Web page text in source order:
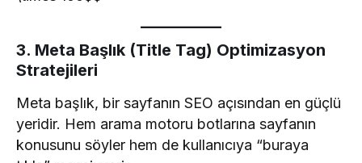
3. Meta Başlık (Title Tag) Optimizasyon
Stratejileri
Meta başlık, bir sayfanın SEO açısından en güçlü
yeridir. Hem arama motoru botlarına sayfanın
konusunu söyler hem de kullanıcıya “buraya